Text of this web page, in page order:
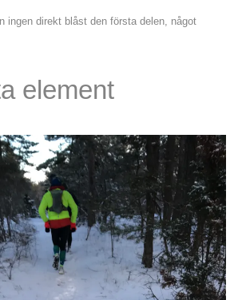
ingen direkt blåst den första delen, något
element